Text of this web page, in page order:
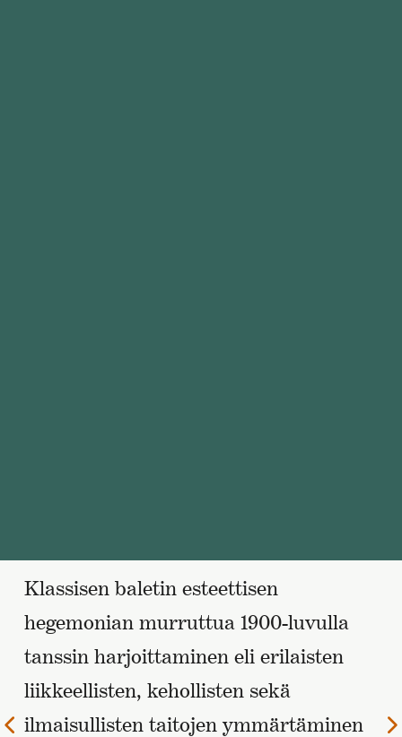
Klassisen baletin esteettisen
hegemonian murruttua 1900-luvulla
tanssin harjoittaminen eli erilaisten
liikkeellisten, kehollisten sekä
ilmaisullisten taitojen ymmärtäminen
Edellinen